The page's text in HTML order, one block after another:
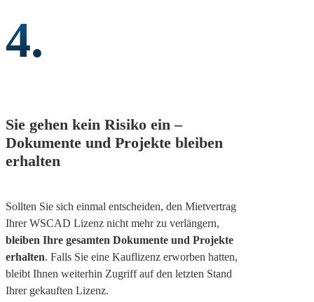
4.
Sie gehen kein Risiko ein –
Dokumente und Projekte bleiben
erhalten
Sollten Sie sich einmal entscheiden, den Mietvertrag
Ihrer WSCAD Lizenz nicht mehr zu verlängern,
bleiben Ihre gesamten Dokumente und Projekte
erhalten. Falls Sie eine Kauflizenz erworben hatten,
bleibt Ihnen weiterhin Zugriff auf den letzten Stand
Ihrer gekauften Lizenz.